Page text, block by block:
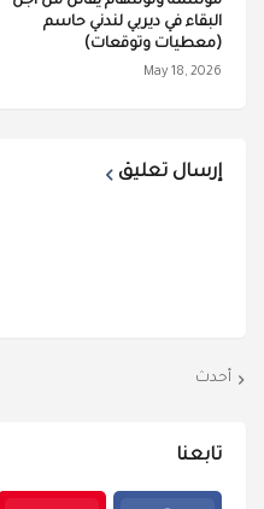
البقاء في ديربي لندني حاسم
(معطيات وتوقعات)
May 18, 2026
إرسال تعليق
أحدث
تابعنا